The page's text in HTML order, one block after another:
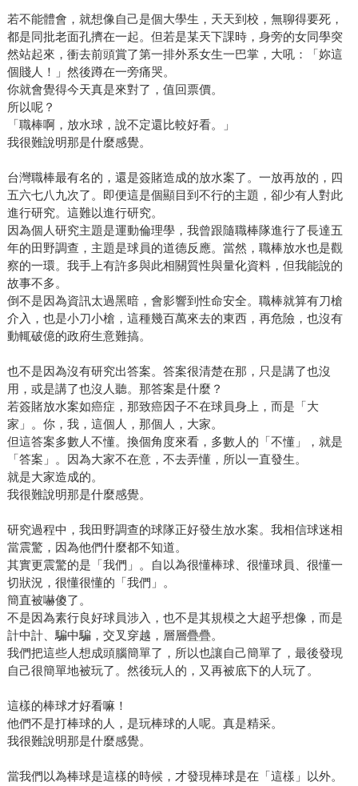
若不能體會，就想像自己是個大學生，天天到校，無聊得要死，
都是同批老面孔擠在一起。但若是某天下課時，身旁的女同學突
然站起來，衝去前頭賞了第一排外系女生一巴掌，大吼：「妳這
個賤人！」然後蹲在一旁痛哭。
你就會覺得今天真是來對了，值回票價。
所以呢？
「職棒啊，放水球，說不定還比較好看。」
我很難說明那是什麼感覺。
台灣職棒最有名的，還是簽賭造成的放水案了。一放再放的，四
五六七八九次了。即便這是個顯目到不行的主題，卻少有人對此
進行研究。這難以進行研究。
因為個人研究主題是運動倫理學，我曾跟隨職棒隊進行了長達五
年的田野調查，主題是球員的道德反應。當然，職棒放水也是觀
察的一環。我手上有許多與此相關質性與量化資料，但我能說的
故事不多。
倒不是因為資訊太過黑暗，會影響到性命安全。職棒就算有刀槍
介入，也是小刀小槍，這種幾百萬來去的東西，再危險，也沒有
動輒破億的政府生意難搞。
也不是因為沒有研究出答案。答案很清楚在那，只是講了也沒
用，或是講了也沒人聽。那答案是什麼？
若簽賭放水案如癌症，那致癌因子不在球員身上，而是「大
家」。你，我，這個人，那個人，大家。
但這答案多數人不懂。換個角度來看，多數人的「不懂」，就是
「答案」。因為大家不在意，不去弄懂，所以一直發生。
就是大家造成的。
我很難說明那是什麼感覺。
研究過程中，我田野調查的球隊正好發生放水案。我相信球迷相
當震驚，因為他們什麼都不知道。
其實更震驚的是「我們」。自以為很懂棒球、很懂球員、很懂一
切狀況，很懂很懂的「我們」。
簡直被嚇傻了。
不是因為素行良好球員涉入，也不是其規模之大超乎想像，而是
計中計、騙中騙，交叉穿越，層層疊疊。
我們把這些人想成頭腦簡單了，所以也讓自己簡單了，最後發現
自己很簡單地被玩了。然後玩人的，又再被底下的人玩了。
這樣的棒球才好看嘛！
他們不是打棒球的人，是玩棒球的人呢。真是精采。
我很難說明那是什麼感覺。
當我們以為棒球是這樣的時候，才發現棒球是在「這樣」以外。